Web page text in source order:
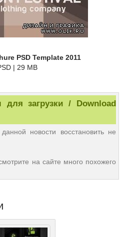
PSD Template 2011
| 29 MB
загрузки / Download
новости восстановить не
на сайте много похожего